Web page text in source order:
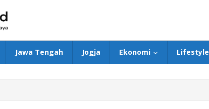
Jawa Tengah Jogja Ekonomi Lifestyle
Kebangkitan